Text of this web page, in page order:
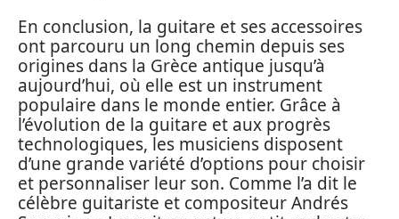
En conclusion, la guitare et ses accessoires
ont parcouru un long chemin depuis ses
origines dans la Grèce antique jusqu’à
aujourd’hui, où elle est un instrument
populaire dans le monde entier. Grâce à
l’évolution de la guitare et aux progrès
technologiques, les musiciens disposent
d’une grande variété d’options pour choisir
et personnaliser leur son. Comme l’a dit le
célèbre guitariste et compositeur Andrés